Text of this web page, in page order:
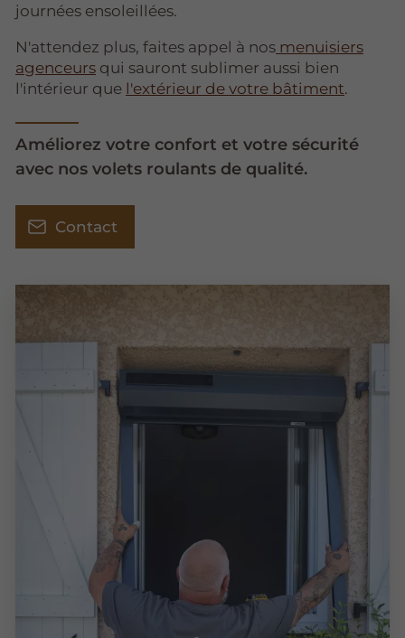
journées ensoleillées.
N'attendez plus, faites appel à nos menuisiers
agenceurs qui sauront sublimer aussi bien
l'intérieur que l'extérieur de votre bâtiment.
Améliorez votre confort et votre sécurité
avec nos volets roulants de qualité.
Contact